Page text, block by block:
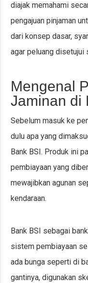
diajak memahami
pengajuan pinjaman
dari konsep dasar,
agar peluang disetujui
Mengenal
Jaminan di
Sebelum masuk ke
dulu apa yang
Bank BSI. Produk ini
pembiayaan yang
mewajibkan agunan
kendaraan.
Bank BSI sebagai
sistem pembiayaan
ada bunga seperti di
gantinya, digunakan